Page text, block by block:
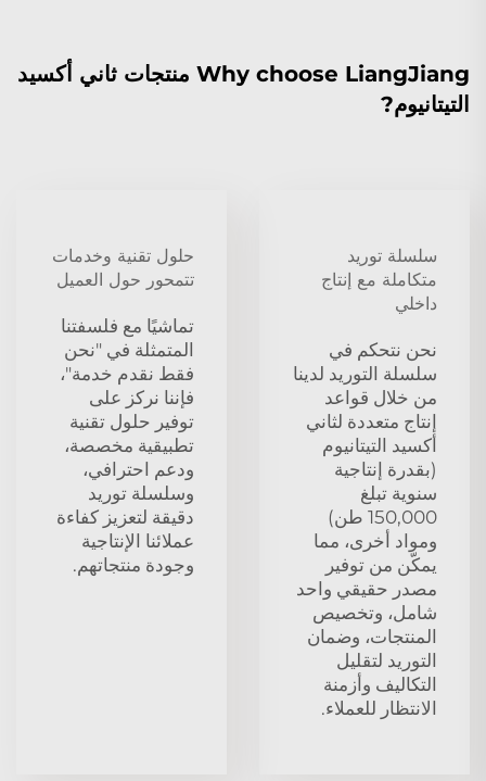
Why choose LiangJiang منتجات ثاني أكسيد
التيتانيوم?
سلسلة توريد
متكاملة مع إنتاج
داخلي
نحن نتحكم في
سلسلة التوريد لدينا
من خلال قواعد
إنتاج متعددة لثاني
أكسيد التيتانيوم
(بقدرة إنتاجية
سنوية تبلغ
150,000 طن)
ومواد أخرى، مما
يمكّن من توفير
مصدر حقيقي واحد
شامل، وتخصيص
المنتجات، وضمان
التوريد لتقليل
التكاليف وأزمنة
الانتظار للعملاء.
حلول تقنية وخدمات
تتمحور حول العميل
تماشيًا مع فلسفتنا
المتمثلة في "نحن
فقط نقدم خدمة"،
فإننا نركز على
توفير حلول تقنية
تطبيقية مخصصة،
ودعم احترافي،
وسلسلة توريد
دقيقة لتعزيز كفاءة
عملائنا الإنتاجية
وجودة منتجاتهم.